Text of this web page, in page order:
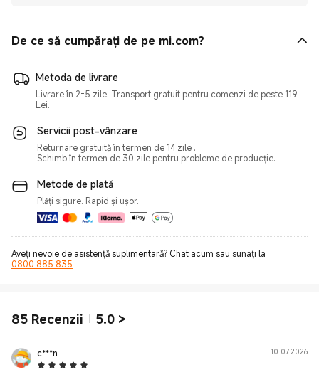
De ce să cumpărați de pe mi.com?
Metoda de livrare
Livrare în 2-5 zile. Transport gratuit pentru comenzi de peste 119
Lei.
Servicii post-vânzare
Returnare gratuită în termen de 14 zile .
Schimb în termen de 30 zile pentru probleme de producție.
Metode de plată
Plăți sigure. Rapid și ușor.
Aveți nevoie de asistență suplimentară? Chat acum sau sunați la
0800 885 835
85 Recenzii 5.0 >
c***n
5 Star
10.07.2026